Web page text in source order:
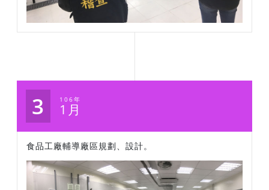
3 106年
1月
食品工廠輔導廠區規劃、設計。